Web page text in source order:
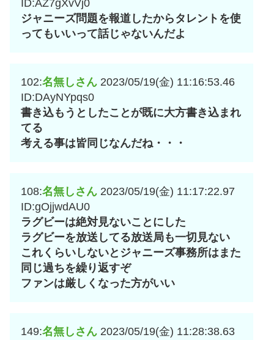
ID:AZ7gXvVj0
ジャニーズ問題を報道したからタレントを使
ってもいいって話じゃないんだよ
102:名無しさん 2023/05/19(金) 11:16:53.46
ID:DAyNYpqs0
書き込もうとしたことが既に大方書き込まれ
てる
考える事は皆同じなんだね・・・
108:名無しさん 2023/05/19(金) 11:17:22.97
ID:gOjjwdAU0
ラグビーは絶対見ないことにした
ラグビーを放送してる放送局も一切見ない
これくらいしないとジャニーズ事務所はまた
同じ過ちを繰り返すぞ
ファンは厳しくなった方がいい
149:名無しさん 2023/05/19(金) 11:28:38.63